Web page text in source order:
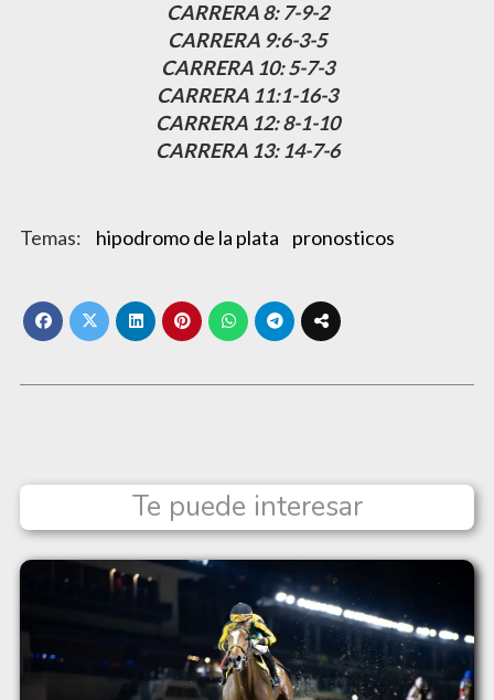
CARRERA 8: 7-9-2
CARRERA 9:6-3-5
CARRERA 10: 5-7-3
CARRERA 11:1-16-3
CARRERA 12: 8-1-10
CARRERA 13: 14-7-6
hipodromo de la plata pronosticos
Te puede interesar